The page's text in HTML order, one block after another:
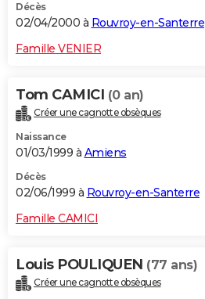
Décès
02/04/2000 à Rouvroy-en-Santerre
Famille VENIER
Tom CAMICI (0 an)
Créer une cagnotte obsèques
Naissance
01/03/1999 à Amiens
Décès
02/06/1999 à Rouvroy-en-Santerre
Famille CAMICI
Louis POULIQUEN (77 ans)
Créer une cagnotte obsèques